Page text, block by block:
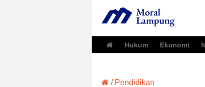
Hukum Ekonomi
/ Pendidikan